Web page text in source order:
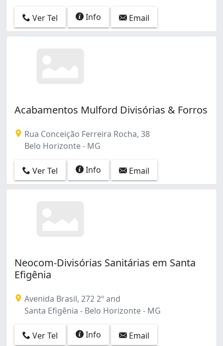
Ver Tel Info Email
Acabamentos Mulford Divisórias & Forros
Rua Conceição Ferreira Rocha, 38
Belo Horizonte - MG
Ver Tel Info Email
Neocom-Divisórias Sanitárias em Santa
Efigênia
Avenida Brasil, 272 2º and
Santa Efigênia - Belo Horizonte - MG
Ver Tel Info Email